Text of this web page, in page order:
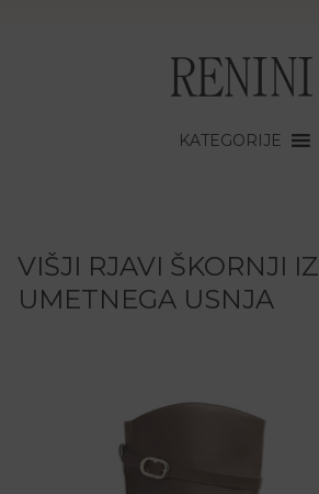
KATEGORIJE
VIŠJI RJAVI ŠKORNJI IZ
UMETNEGA USNJA